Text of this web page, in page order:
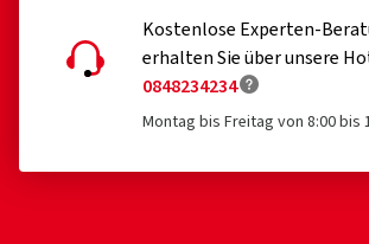
Kostenlose Experten-
erhalten Sie über unsere
0848234234
Montag bis Freitag von 8:00 bis